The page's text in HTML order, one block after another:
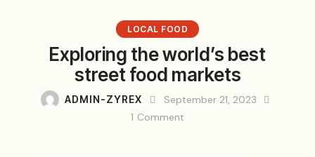
LOCAL FOOD
Exploring the world’s best
street food markets
ADMIN-ZYREX
September 21, 2023
1 Comment